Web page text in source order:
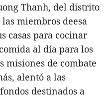
Thanh, del distrito
miembros deesa
casas para cocinar
al día para los
misiones de combate
alentó a las
destinados a